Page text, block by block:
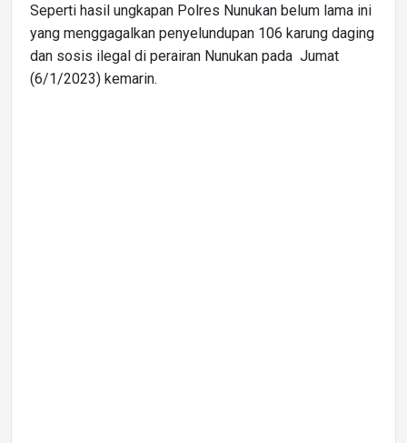
Seperti hasil ungkapan Polres Nunukan belum lama ini
yang menggagalkan penyelundupan 106 karung daging
dan sosis ilegal di perairan Nunukan pada Jumat
(6/1/2023) kemarin.